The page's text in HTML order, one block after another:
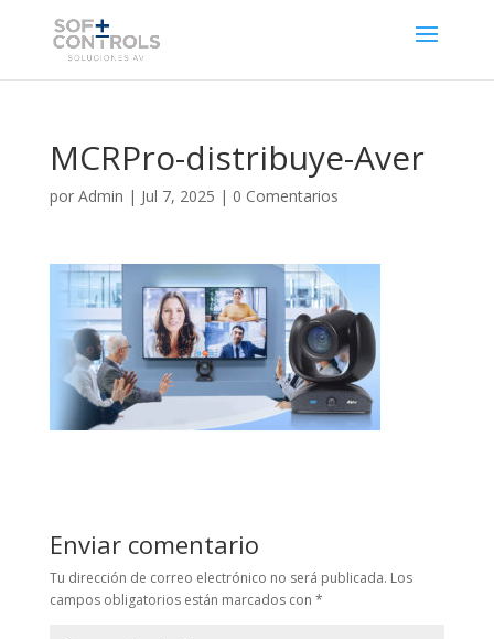
MCRPro-distribuye-Aver
por Admin | Jul 7, 2025 | 0 Comentarios
Enviar comentario
Tu dirección de correo electrónico no será publicada. Los
campos obligatorios están marcados con *